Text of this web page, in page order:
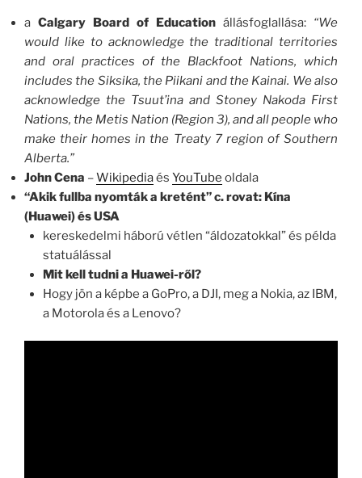
a Calgary Board of Education állásfoglallása: “We
would like to acknowledge the traditional territories
and oral practices of the Blackfoot Nations, which
includes the Siksika, the Piikani and the Kainai. We also
acknowledge the Tsuut’ina and Stoney Nakoda First
Nations, the Metis Nation (Region 3), and all people who
make their homes in the Treaty 7 region of Southern
Alberta.”
John Cena –Wikipediaés YouTube oldala
“Akik fullba nyomták a kretént” c. rovat: Kína
(Huawei) és USA
kereskedelmi háború vétlen “áldozatokkal” és példa
statuálással
Mit kell tudni a Huawei-ről?
Hogy jön a képbe a GoPro, a DJI, meg a Nokia, az IBM,
a Motorola és a Lenovo?